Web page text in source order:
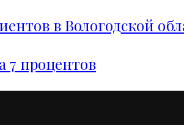
в Вологодской
7 процентов